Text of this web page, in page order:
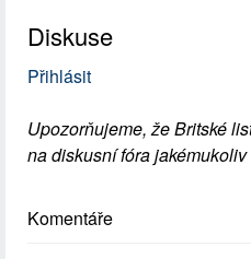
Diskuse
Přihlásit
Upozorňujeme, že Britské
na diskusní fóra
Komentáře